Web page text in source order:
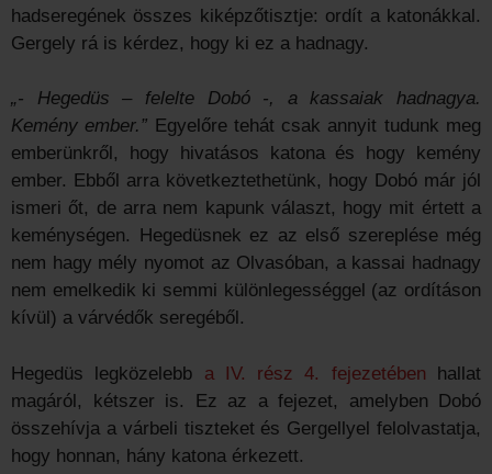
hadseregének összes kiképzőtisztje: ordít a katonákkal.
Gergely rá is kérdez, hogy ki ez a hadnagy.
„- Hegedüs – felelte Dobó -, a kassaiak hadnagya.
Kemény ember.” Egyelőre tehát csak annyit tudunk meg
emberünkről, hogy hivatásos katona és hogy kemény
ember. Ebből arra következtethetünk, hogy Dobó már jól
ismeri őt, de arra nem kapunk választ, hogy mit értett a
keménységen. Hegedüsnek ez az első szereplése még
nem hagy mély nyomot az Olvasóban, a kassai hadnagy
nem emelkedik ki semmi különlegességgel (az ordításon
kívül) a várvédők seregéből.
Hegedüs legközelebb a IV. rész 4. fejezetében hallat
magáról, kétszer is. Ez az a fejezet, amelyben Dobó
összehívja a várbeli tiszteket és Gergellyel felolvastatja,
hogy honnan, hány katona érkezett.